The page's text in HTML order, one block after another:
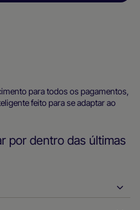
para todos os pagamentos,
feito para se adaptar ao
por dentro das últimas